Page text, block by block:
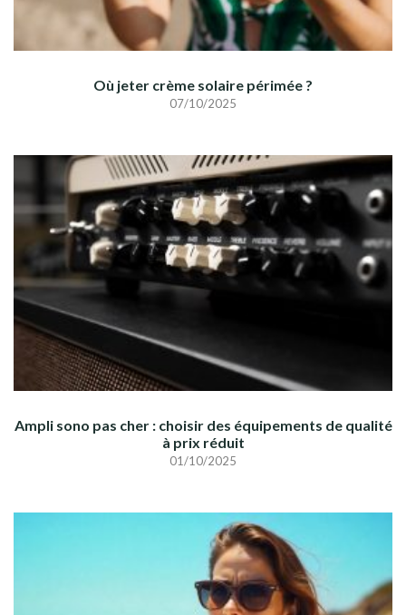
Où jeter crème solaire périmée ?
07/10/2025
Ampli sono pas cher : choisir des équipements de qualité
à prix réduit
01/10/2025